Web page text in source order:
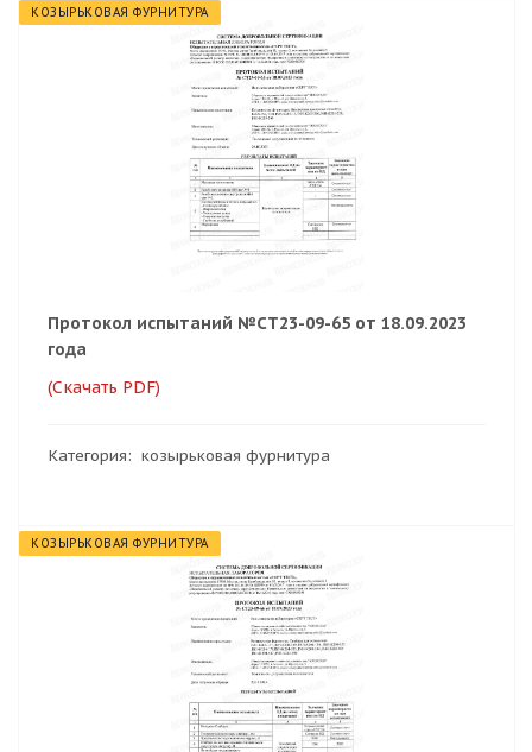
Протокол испытаний №СТ23-09-65 от 18.09.2023
года
КОЗЫРЬКОВАЯ ФУРНИТУРА
(Скачать PDF)
Категория: козырьковая фурнитура
КОЗЫРЬКОВАЯ ФУРНИТУРА